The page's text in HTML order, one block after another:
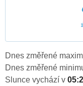
Dnes změřené
Dnes změřené
Slunce vychází v